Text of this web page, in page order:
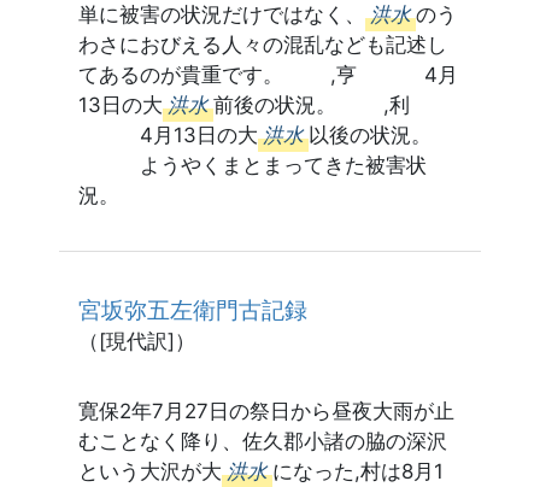
単に被害の状況だけではなく、 洪水 のう
わさにおびえる人々の混乱なども記述し
てあるのが貴重です。 ,亨 4月
13日の大 洪水 前後の状況。 ,利
4月13日の大 洪水 以後の状況。
ようやくまとまってきた被害状
況。
宮坂弥五左衛門古記録
（[現代訳]）
寛保2年7月27日の祭日から昼夜大雨が止
むことなく降り、佐久郡小諸の脇の深沢
という大沢が大 洪水 になった,村は8月1